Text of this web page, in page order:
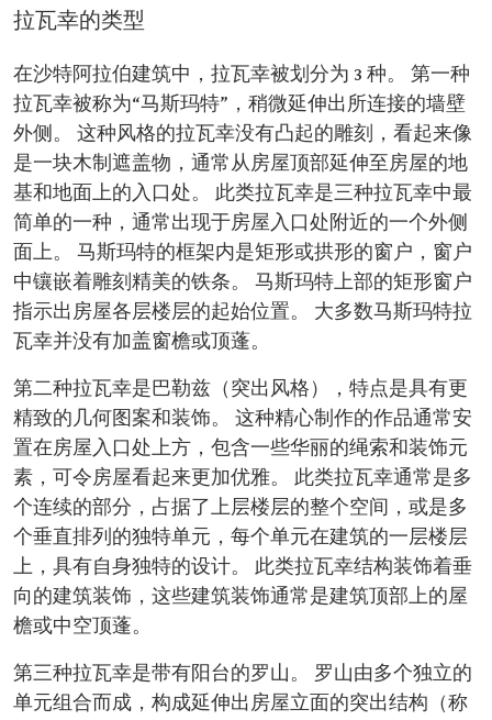
拉瓦幸的类型
在沙特阿拉伯建筑中，拉瓦幸被划分为 3 种。 第一种
拉瓦幸被称为“马斯玛特”，稍微延伸出所连接的墙壁
外侧。 这种风格的拉瓦幸没有凸起的雕刻，看起来像
是一块木制遮盖物，通常从房屋顶部延伸至房屋的地
基和地面上的入口处。 此类拉瓦幸是三种拉瓦幸中最
简单的一种，通常出现于房屋入口处附近的一个外侧
面上。 马斯玛特的框架内是矩形或拱形的窗户，窗户
中镶嵌着雕刻精美的铁条。 马斯玛特上部的矩形窗户
指示出房屋各层楼层的起始位置。 大多数马斯玛特拉
瓦幸并没有加盖窗檐或顶蓬。
第二种拉瓦幸是巴勒兹（突出风格），特点是具有更
精致的几何图案和装饰。 这种精心制作的作品通常安
置在房屋入口处上方，包含一些华丽的绳索和装饰元
素，可令房屋看起来更加优雅。 此类拉瓦幸通常是多
个连续的部分，占据了上层楼层的整个空间，或是多
个垂直排列的独特单元，每个单元在建筑的一层楼层
上，具有自身独特的设计。 此类拉瓦幸结构装饰着垂
向的建筑装饰，这些建筑装饰通常是建筑顶部上的屋
檐或中空顶蓬。
第三种拉瓦幸是带有阳台的罗山。 罗山由多个独立的
单元组合而成，构成延伸出房屋立面的突出结构（称